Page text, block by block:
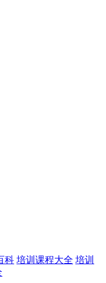
科 培训课程大全 培训